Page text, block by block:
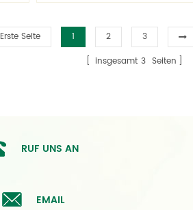
Flaschen kontaktieren Sie uns
Erste Seite 1 2 3
insgesamt 3 Seiten
RUF UNS AN
EMAIL